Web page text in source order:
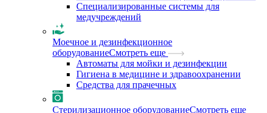
Специализированные системы для
медучреждений
Моечное и дезинфекционное
оборудованиеСмотреть еще
Автоматы для мойки и дезинфекции
Гигиена в медицине и здравоохранении
Средства для прачечных
Стерилизационное оборудованиеСмотреть еще